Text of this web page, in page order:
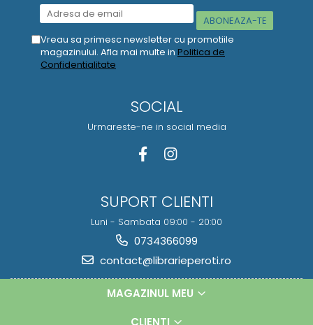
Vreau sa primesc newsletter cu promotiile
magazinului. Afla mai multe in Politica de
Confidentialitate
SOCIAL
Urmareste-ne in social media
SUPORT CLIENTI
Luni - Sambata 09:00 - 20:00
0734366099
contact@librarieperoti.ro
MAGAZINUL MEU
CLIENTI